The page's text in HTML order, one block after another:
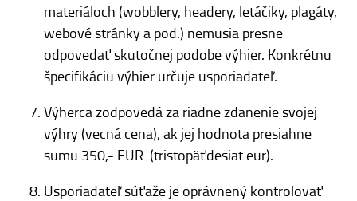
materiáloch (wobblery, headery, letáčiky, plagáty,
webové stránky a pod.) nemusia presne
odpovedať skutočnej podobe výhier. Konkrétnu
špecifikáciu výhier určuje usporiadateľ.
Výherca zodpovedá za riadne zdanenie svojej
výhry (vecná cena), ak jej hodnota presiahne
sumu 350,- EUR (tristopäťdesiat eur).
Usporiadateľ súťaže je oprávnený kontrolovať